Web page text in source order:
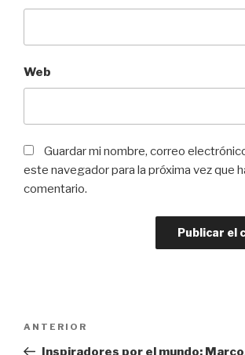
Web
Guardar mi nombre, correo
este navegador para la próxima vez que
comentario.
Entrada
anterior:
ANTERIOR
Inspiradores por el mundo: